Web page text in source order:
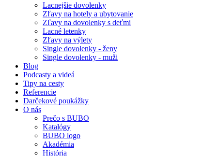
Lacnejšie dovolenky
Zľavy na hotely a ubytovanie
Zľavy na dovolenky s deťmi
Lacné letenky
Zľavy na výlety
Single dovolenky - ženy
Single dovolenky - muži
Blog
Podcasty a videá
Tipy na cesty
Referencie
Darčekové poukážky
O nás
Prečo s BUBO
Katalógy
BUBO logo
Akadémia
História